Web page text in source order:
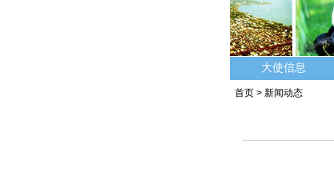
大使信息
首页 > 新闻动态